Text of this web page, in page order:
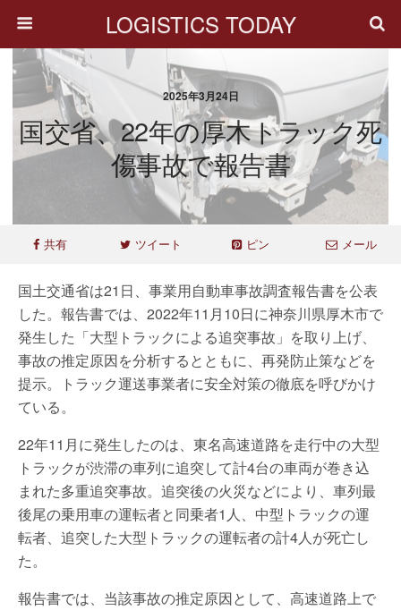
LOGISTICS TODAY
2025年3月24日
国交省、22年の厚木トラック死
傷事故で報告書
共有 ツイート ピン メール
国土交通省は21日、事業用自動車事故調査報告書を公表
した。報告書では、2022年11月10日に神奈川県厚木市で
発生した「大型トラックによる追突事故」を取り上げ、
事故の推定原因を分析するとともに、再発防止策などを
提示。トラック運送事業者に安全対策の徹底を呼びかけ
ている。
22年11月に発生したのは、東名高速道路を走行中の大型
トラックが渋滞の車列に追突して計4台の車両が巻き込
まれた多重追突事故。追突後の火災などにより、車列最
後尾の乗用車の運転者と同乗者1人、中型トラックの運
転者、追突した大型トラックの運転者の計4人が死亡し
た。
報告書では、当該事故の推定原因として、高速道路上で